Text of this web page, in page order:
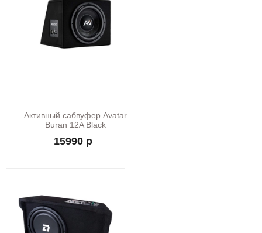
Активный сабвуфер Avatar
Buran 12A Black
15990 р